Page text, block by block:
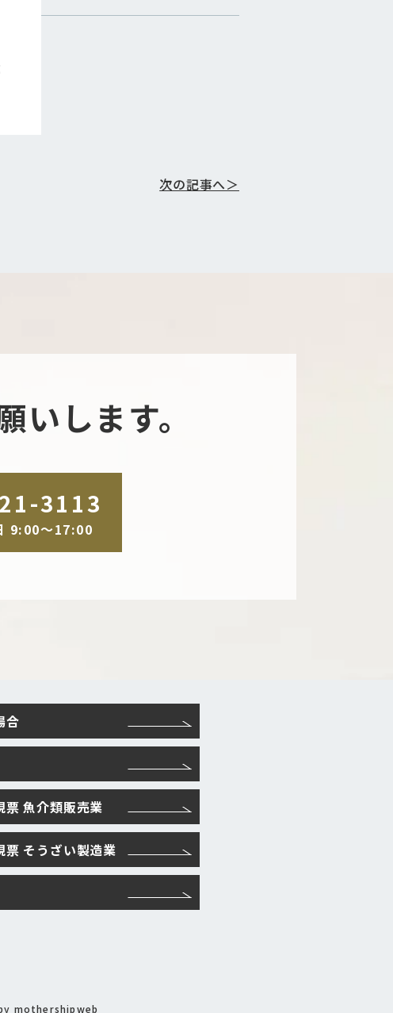
次の記事へ＞
いします。
3113
9:00～17:00
合
票 魚介類販売業
票 そうざい製造業
mothershipweb